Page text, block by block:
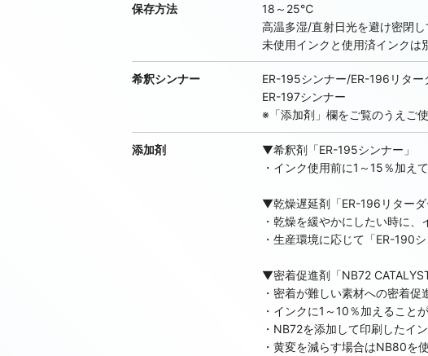
8489 Red Toner 【非在庫/輸入可能】/旧：9689 Red
84PB12 Transparent Medium Yellow【非在庫/輸入可
84PB18 Transparent Red 【非在庫/輸入可能】/旧：
84PB60 Stop Sign Red 【非在庫/輸入可能】/旧：
8449 Tie-Coat 【非在庫/輸入可能】
84202 Halogen-Free Tinting White【非在庫/輸入可能】
84HTEX Halftone Extender Base 【非在庫/輸入可能】
保存方法
18～25℃
高温多湿/直射日光を避け密閉し
未使用インクと使用済インクは
希釈シンナー
ER-195シンナー/ER-196リター
ER-197シンナー
※「添加剤」欄をご覧のうえご
添加剤
▼希釈剤「ER-195シンナー」
・インク使用前に1～15％加え
▼乾燥遅延剤「ER-196リターダ
・乾燥を緩やかにしたい時に
・生産環境に応じて「ER-190
▼密着促進剤「NB72
・密着が難しい素材への密着
・インクに1～10％加えること
・NB72を添加して印刷したイ
・黄変を減らす場合はNB80を